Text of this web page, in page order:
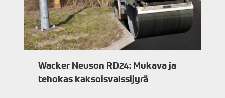
Wacker Neuson RD24: Mukava ja
tehokas kaksoisvalssijyrä